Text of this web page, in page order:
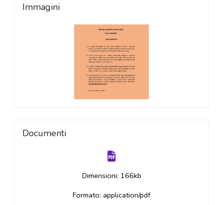
Immagini
Documenti
Dimensioni: 166kb
Formato: application/pdf